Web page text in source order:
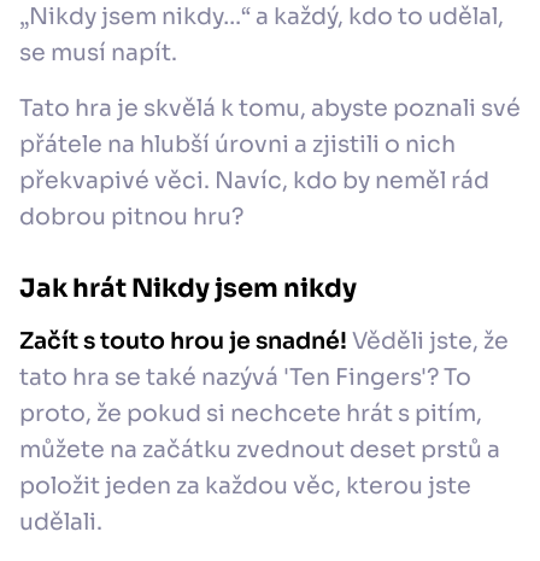
„Nikdy jsem nikdy…“ a každý, kdo to udělal,
se musí napít.
Tato hra je skvělá k tomu, abyste poznali své
přátele na hlubší úrovni a zjistili o nich
překvapivé věci. Navíc, kdo by neměl rád
dobrou pitnou hru?
Jak hrát Nikdy jsem nikdy
Začít s touto hrou je snadné! Věděli jste, že
tato hra se také nazývá 'Ten Fingers'? To
proto, že pokud si nechcete hrát s pitím,
můžete na začátku zvednout deset prstů a
položit jeden za každou věc, kterou jste
udělali.